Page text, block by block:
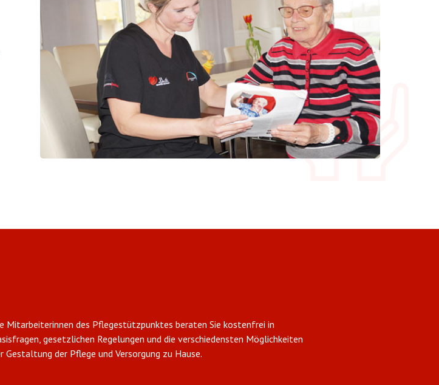
Mitarbeiterinnen des Pflegestützpunktes beraten Sie kostenfrei in
gesetzlichen Regelungen und die verschiedensten Möglichkeiten
Gestaltung der Pflege und Versorgung zu Hause.